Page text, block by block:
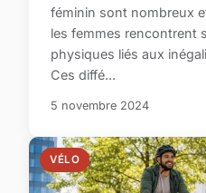
féminin sont nombreux
les femmes rencontrent
physiques liés aux
Ces diffé...
5 novembre 2024
VÉLO